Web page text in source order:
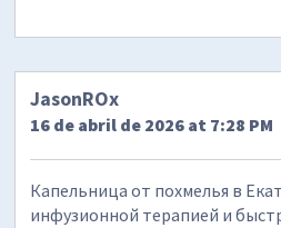
JasonROx
16 de abril de 2026 at 7:28 PM
Капельница от похмелья в
инфузионной терапией и